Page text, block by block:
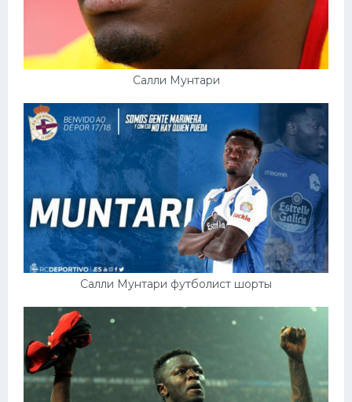
Салли Мунтари
Салли Мунтари футболист шорты